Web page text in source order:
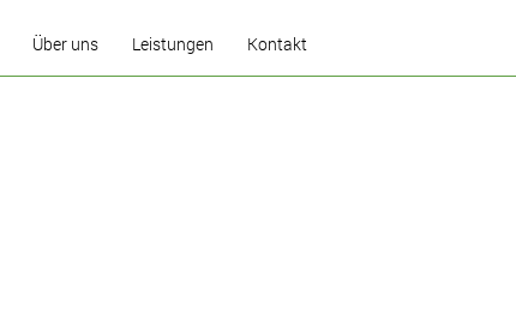
Über uns Leistungen Kontakt